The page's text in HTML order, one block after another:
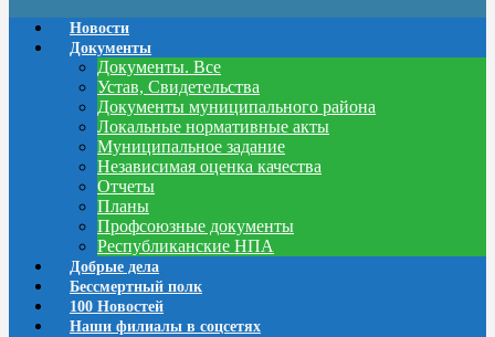
Новости
Документы
Документы. Все
Устав, Свидетельства
Документы муниципального района
Локальные нормативные акты
Муниципальное задание
Независимая оценка качества
Отчеты
Планы
Профсоюзные документы
Республиканские НПА
Добрые дела
Бессмертный полк
100 Новостей
Наши филиалы в соцсетях